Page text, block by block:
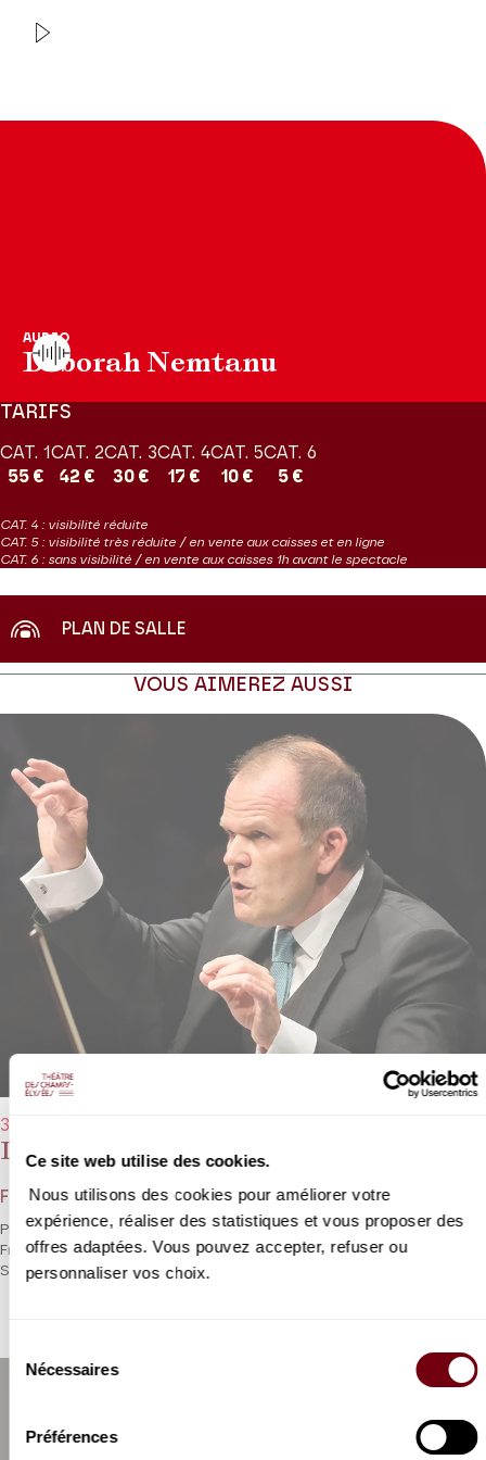
Ce site web utilise des cookies.
Nous utilisons des cookies pour améliorer votre
expérience, réaliser des statistiques et vous proposer des
offres adaptées. Vous pouvez accepter, refuser ou
personnaliser vos choix.
Nécessaires
Préférences
AUDIO
Deborah Nemtanu
TARIFS
CAT. 1
55 €
CAT. 2
42 €
CAT. 3
30 €
CAT. 4
17 €
CAT. 5
10 €
CAT. 6
5 €
CAT. 4 : visibilité réduite
CAT. 5 : visibilité très réduite / en vente aux caisses et en ligne
CAT. 6 : sans visibilité / en vente aux caisses 1h avant le spectacle
PLAN DE SALLE
VOUS AIMEREZ AUSSI
Les Siècles
30/09/2022 - 20h00
François-Xavier Roth
Premier concert de la résidence des Siècles et de leur chef
François-Xavier Roth avec le mythique trio des ballets de
Stravinsky.